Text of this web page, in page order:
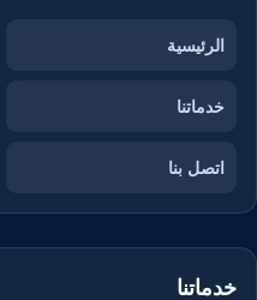
الرئيسية
خدماتنا
اتصل بنا
خدماتنا